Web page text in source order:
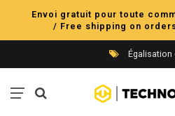
Envoi gratuit pour toute
/ Free shipping on
Égalisation